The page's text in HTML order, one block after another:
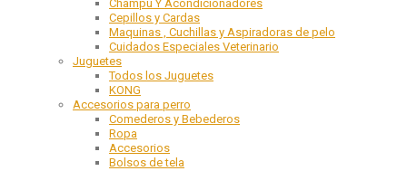
Champu Y Acondicionadores
Cepillos y Cardas
Maquinas , Cuchillas y Aspiradoras de pelo
Cuidados Especiales Veterinario
Juguetes
Todos los Juguetes
KONG
Accesorios para perro
Comederos y Bebederos
Ropa
Accesorios
Bolsos de tela